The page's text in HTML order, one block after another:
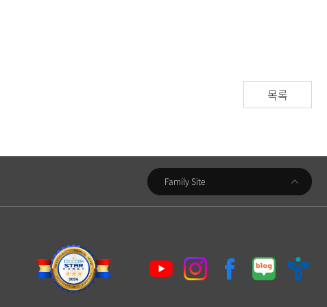
목록
Family Site
우리금융지주
우리은행
우리카드